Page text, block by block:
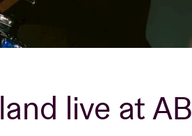
Contact
live at AB